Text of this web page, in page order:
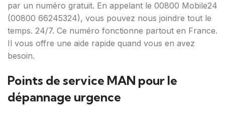
par un numéro gratuit. En appelant le 00800 Mobile24
(00800 66245324), vous pouvez nous joindre tout le
temps. 24/7. Ce numéro fonctionne partout en France.
Il vous offre une aide rapide quand vous en avez
besoin.
Points de service MAN pour le
dépannage urgence